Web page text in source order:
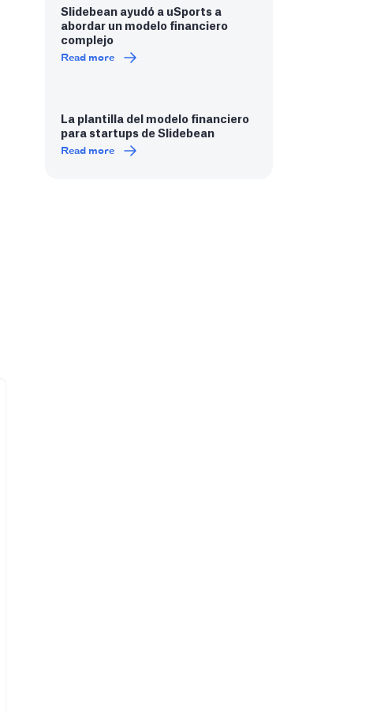
Slidebean ayudó a uSports a
abordar un modelo financiero
complejo
Read more
La plantilla del modelo financiero
para startups de Slidebean
Read more